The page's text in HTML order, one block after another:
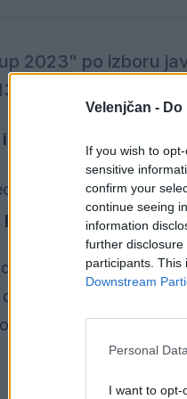
Velenjčan -
If you wish to
sensitive
confirm your
continue seeing
information
further disclosure
participants. This
Downstream
Personal
I want to opt-
2023" po izboru
ob 15. uri.
različnih naprav
je septembra, s
odru je hkrati
Njegova zgodba je
doseči izjemne